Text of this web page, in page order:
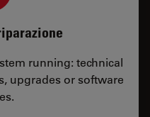
running: technical
upgrades or software